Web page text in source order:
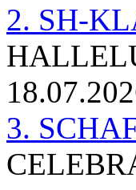
2. SH-
3.